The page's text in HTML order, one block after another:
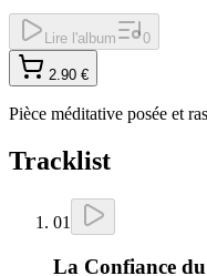
Lire l'album 0
2.90 €
Pièce méditative posée et
Tracklist
01
La Confiance du